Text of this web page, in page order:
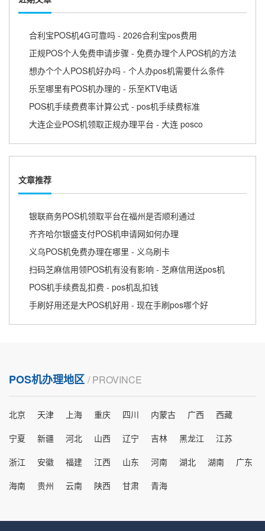
合利宝POS机4G可靠吗 - 2026合利宝pos费用
正规POS个人免费申请步骤 - 免费办理个人POS机的方法
想办个个人POS机好办吗 - 个人办pos机需要什么条件
乐至哪里有POS机办理的 - 乐至KTV电话
POS机手续费费率计算公式 - pos机手续费标准
大连企业POS机领取正规办理平台 - 大连 posco
文章推荐
银联商务POS机领取平台在福州是否顺利通过
齐齐哈尔银盛支付POS机申请网如何办理
义乌POS机免费办理在哪里 - 义乌刷卡
扫码芝麻信用领POS机有没有影响 - 芝麻信用送pos机
POS机手续费乱扣费 - pos机乱扣钱
手刷好用还是大POS机好用 - 现在手刷pos哪个好
POS机办理地区 / PROVINCE
北京 天津 上海 重庆 四川 内蒙古 广西
西藏
宁夏
新疆 河北 山西 辽宁 吉林 黑龙江
江苏
浙江
安徽 福建 江西 山东 河南 湖北 湖南
广东
海南
贵州 云南 陕西 甘肃 青海